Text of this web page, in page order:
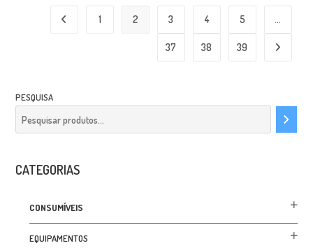
1 2 3 4 5 …
37 38 39
PESQUISA
CATEGORIAS
CONSUMÍVEIS
EQUIPAMENTOS